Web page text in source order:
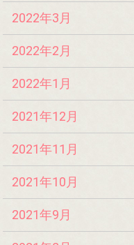
2022年3月
2022年2月
2022年1月
2021年12月
2021年11月
2021年10月
2021年9月